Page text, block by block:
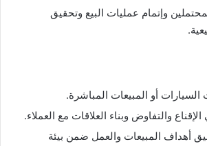
وإتمام عمليات البيع وتحقيق
أو المبيعات المباشرة.
والتفاوض وبناء العلاقات مع العملاء.
أهداف المبيعات والعمل ضمن بيئة